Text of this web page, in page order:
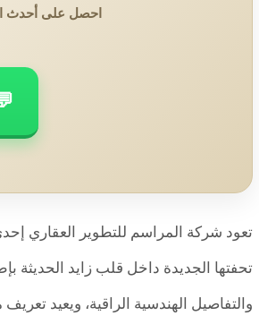
احصل على أحدث
تعود شركة المراسم للتطوير العقاري
والتفاصيل الهندسية الراقية، ويعيد